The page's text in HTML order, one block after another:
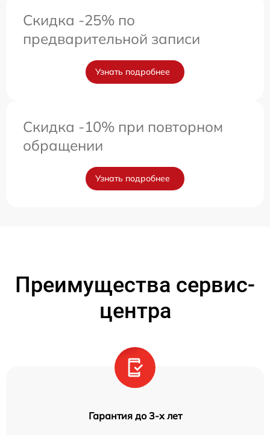
Скидка -25% по
предварительной записи
Узнать подробнее
Скидка -10% при повторном
обращении
Узнать подробнее
Преимущества сервис-
центра
Гарантия до 3-х лет